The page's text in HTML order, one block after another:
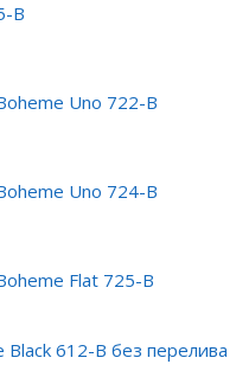
B
Uno 722-B
Uno 724-B
Flat 725-B
612-B без перелива